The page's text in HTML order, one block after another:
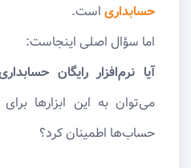
حسابداری است.
اما سؤال اصلی اینجاست:
آیا نرم‌افزار رایگان
می‌توان به این ابزارها
حساب‌ها اطمینان کرد؟